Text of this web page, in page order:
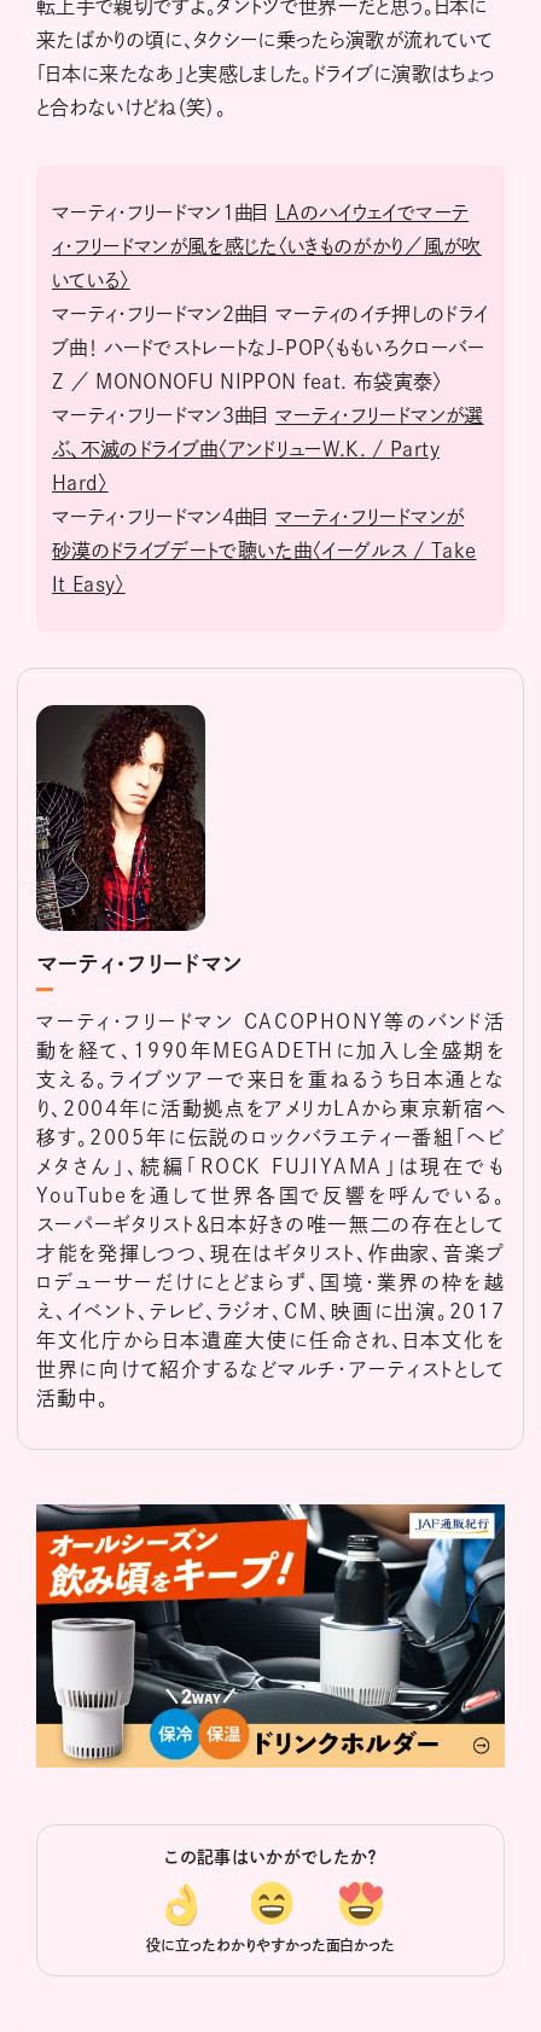
転上手で親切ですよ。ダントツで世界一だと思う。日本に
来たばかりの頃に、タクシーに乗ったら演歌が流れていて
「日本に来たなあ」と実感しました。ドライブに演歌はちょっ
と合わないけどね（笑）。
マーティ・フリードマン1曲目
LAのハイウェイでマーテ
ィ・フリードマンが風を感じた〈いきものがかり／風が吹
いている〉
マーティ・フリードマン2曲目 マーティのイチ押しのドライ
ブ曲！ ハードでストレートなJ-POP〈ももいろクローバー
Z ／ MONONOFU NIPPON feat. 布袋寅泰〉
マーティ・フリードマン3曲目マーティ・フリードマンが選
ぶ、不滅のドライブ曲〈アンドリューW.K. / Party
Hard〉
マーティ・フリードマン4曲目マーティ・フリードマンが
砂漠のドライブデートで聴いた曲〈イーグルス / Take
It Easy〉
マーティ・フリードマン
マーティ・フリードマン CACOPHONY等のバンド活
動を経て、1990年MEGADETHに加入し全盛期を
支える。ライブツアーで来日を重ねるうち日本通とな
り、2004年に活動拠点をアメリカLAから東京新宿へ
移す。2005年に伝説のロックバラエティー番組「ヘビ
メタさん」、続編「ROCK FUJIYAMA」は現在でも
YouTubeを通して世界各国で反響を呼んでいる。
スーパーギタリスト＆日本好きの唯一無二の存在として
才能を発揮しつつ、現在はギタリスト、作曲家、音楽プ
ロデューサーだけにとどまらず、国境・業界の枠を越
え、イベント、テレビ、ラジオ、CM、映画に出演。2017
年文化庁から日本遺産大使に任命され、日本文化を
世界に向けて紹介するなどマルチ・アーティストとして
活動中。
この記事はいかがでしたか？
役に立ったわかりやすかった面白かった